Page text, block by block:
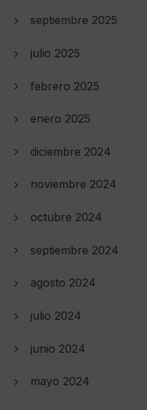
septiembre 2025
julio 2025
febrero 2025
enero 2025
diciembre 2024
noviembre 2024
octubre 2024
septiembre 2024
agosto 2024
julio 2024
junio 2024
mayo 2024